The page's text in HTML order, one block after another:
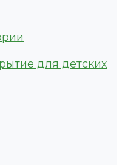
для детских